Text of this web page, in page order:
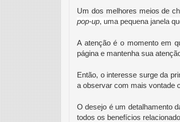
Um dos melhores meios de
pop-up, uma pequena janela
A atenção é o momento em
página e mantenha sua
Então, o interesse surge da
a observar com mais vontade
O desejo é um detalhamento
todos os benefícios